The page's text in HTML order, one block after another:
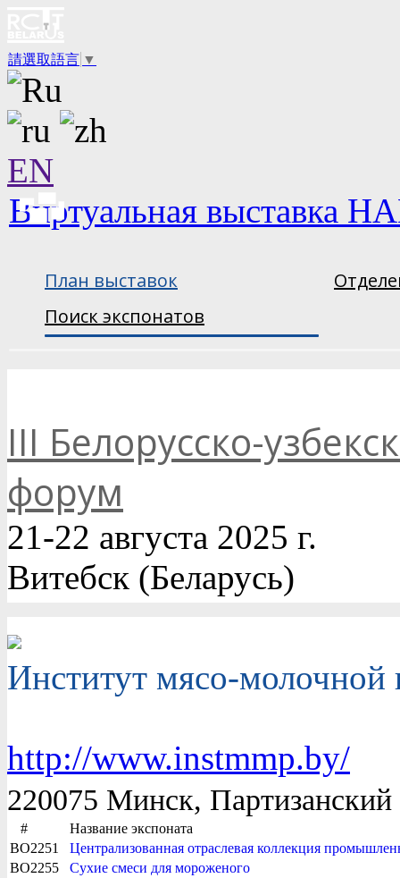
請選取語言 ▼
EN
Виртуальная выставка
План выставок
Поиск экспонатов
III Белорусско-
форум
21-22 августа 2025 г.
Витебск (Беларусь)
Институт мясо-
http://www.instmmp.by/
220075 Минск, Партизанский
#
Название экспоната
BO2251
Централизованная отраслевая коллекция
BO2255
Сухие смеси для мороженого